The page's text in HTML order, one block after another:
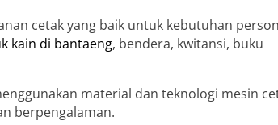
cetak yang baik untuk kebutuhan
kain di bantaeng, bendera, kwitansi, buku
material dan teknologi mesin
berpengalaman.